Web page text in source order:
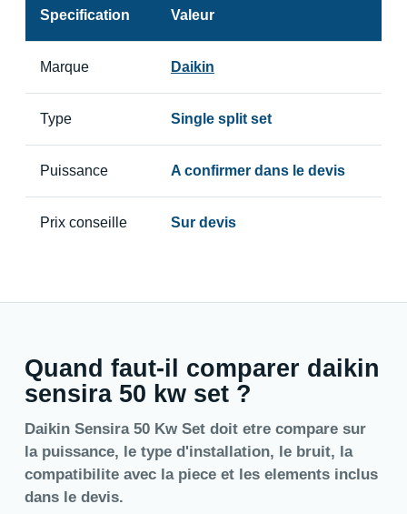
Specification Valeur
Marque Daikin
Type Single split set
Puissance A confirmer dans le devis
Prix conseille Sur devis
Quand faut-il comparer daikin
sensira 50 kw set ?
Daikin Sensira 50 Kw Set doit etre compare sur
la puissance, le type d'installation, le bruit, la
compatibilite avec la piece et les elements inclus
dans le devis.